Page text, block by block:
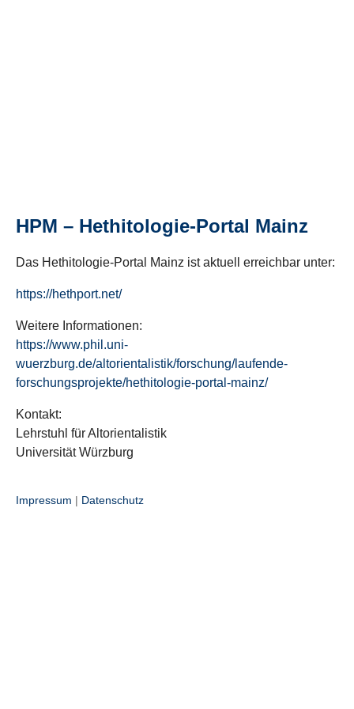
HPM – Hethitologie-Portal Mainz
Das Hethitologie-Portal Mainz ist aktuell erreichbar unter:
https://hethport.net/
Weitere Informationen:
https://www.phil.uni-
wuerzburg.de/altorientalistik/forschung/laufende-
forschungsprojekte/hethitologie-portal-mainz/
Kontakt:
Lehrstuhl für Altorientalistik
Universität Würzburg
Impressum | Datenschutz